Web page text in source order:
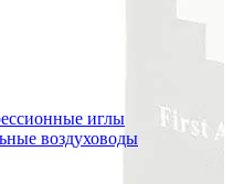
иглы
воздуховоды